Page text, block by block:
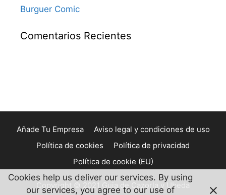
Burguer Comic
Comentarios Recientes
Añade Tu Empresa
Aviso legal y condiciones de uso
Política de cookies
Política de privacidad
Política de cookie (EU)
Copyright © 2021 Guia de Cazorla y Ubeda
Cookies help us deliver our services. By using
our services, you agree to our use of